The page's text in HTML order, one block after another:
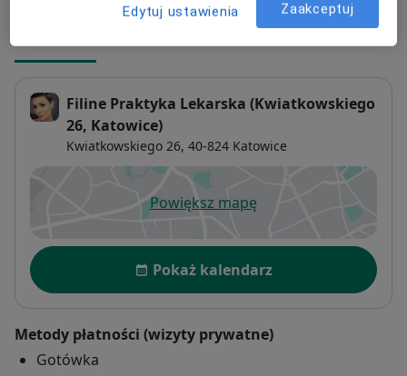
Filine Praktyka Lekarska (Kwiatkowskiego
26, Katowice)
Kwiatkowskiego 26, 40-824 Katowice
Powiększ mapęotwiera się w nowej karcie
Dostępność
Pokaż kalendarz
Metody płatności (wizyty prywatne)
Gotówka
Edytuj ustawienia Zaakceptuj